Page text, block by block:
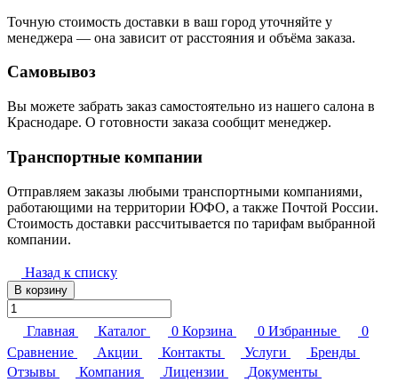
Точную стоимость доставки в ваш город уточняйте у
менеджера — она зависит от расстояния и объёма заказа.
Самовывоз
Вы можете забрать заказ самостоятельно из нашего салона в
Краснодаре. О готовности заказа сообщит менеджер.
Транспортные компании
Отправляем заказы любыми транспортными компаниями,
работающими на территории ЮФО, а также Почтой России.
Стоимость доставки рассчитывается по тарифам выбранной
компании.
Назад к списку
В корзину
Главная Каталог 0 Корзина 0 Избранные
0
Сравнение
Акции Контакты Услуги
Бренды
Отзывы
Компания Лицензии
Документы